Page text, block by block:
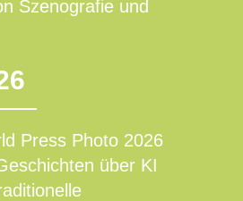
Szenografie und
Press Photo 2026
über KI